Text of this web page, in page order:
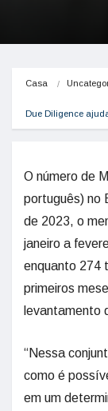
Casa
Due Diligence
O número de
português) no
de 2023, o
janeiro a
enquanto 274
primeiros
levantamento
“Nessa
como é
em um